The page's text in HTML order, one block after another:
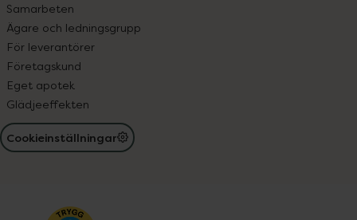
Samarbeten
Ägare och ledningsgrupp
För leverantörer
Företagskund
Eget apotek
Glädjeeffekten
Cookieinställningar